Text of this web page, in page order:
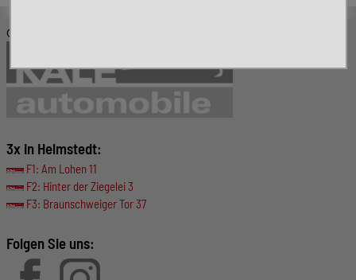
© KALE-Automobile GmbH
3x in Helmstedt:
F1: Am Lohen 11
F2: Hinter der Ziegelei 3
F3: Braunschweiger Tor 37
Folgen Sie uns: